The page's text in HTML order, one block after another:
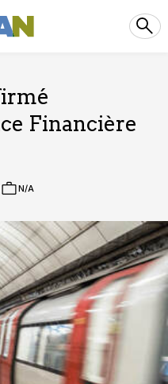
Financière
N/A